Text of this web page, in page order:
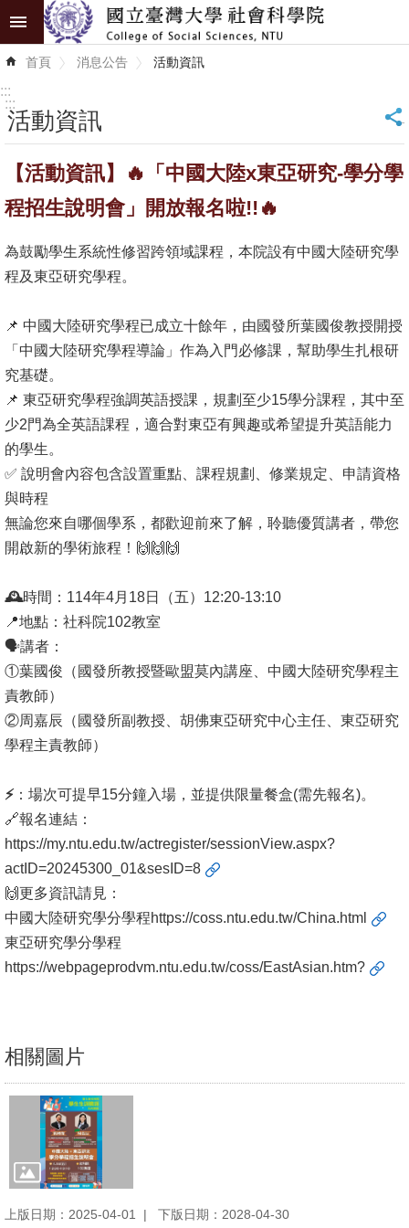
跳到主要內容區塊
進
階
識
學
研
究
消
息
公
告
國
化
高
教
深
耕
及
文
件
心
輔
&
學
款
源
首頁 消息公告 活動資訊
:::
:::
活動資訊 _
【活動資訊】🔥「中國大陸x東亞研究-學分學
程招生說明會」開放報名啦!!🔥
為鼓勵學生系統性修習跨領域課程，本院設有中國大陸研究學
程及東亞研究學程。
📌 中國大陸研究學程已成立十餘年，由國發所葉國俊教授開授
「中國大陸研究學程導論」作為入門必修課，幫助學生扎根研
究基礎。
📌 東亞研究學程強調英語授課，規劃至少15學分課程，其中至
少2門為全英語課程，適合對東亞有興趣或希望提升英語能力
的學生。
✅ 說明會內容包含設置重點、課程規劃、修業規定、申請資格
與時程
無論您來自哪個學系，都歡迎前來了解，聆聽優質講者，帶您
開啟新的學術旅程！🙌🙌🙌
🕰️時間：114年4月18日（五）12:20-13:10
📍地點：社科院102教室
🗣️講者：
①葉國俊（國發所教授暨歐盟莫內講座、中國大陸研究學程主
責教師）
②周嘉辰（國發所副教授、胡佛東亞研究中心主任、東亞研究
學程主責教師）
⚡：場次可提早15分鐘入場，並提供限量餐盒(需先報名)。
🔗報名連結：
https://my.ntu.edu.tw/actregister/sessionView.aspx?
actID=20245300_01&sesID=8
🙌更多資訊請見：
中國大陸研究學分學程https://coss.ntu.edu.tw/China.html
東亞研究學分學程
https://webpageprodvm.ntu.edu.tw/coss/EastAsian.htm?
相關圖片
上版日期：2025-04-01 下版日期：2028-04-30